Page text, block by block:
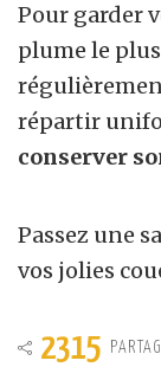
Pour garder
plume le
répartir
conserver
Passez une
vos jolies
2315